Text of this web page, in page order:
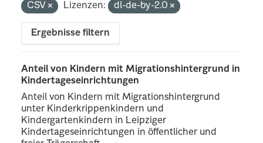
CSV
Lizenzen: dl-de-by-2.0
Ergebnisse filtern
Anteil von Kindern mit Migrationshintergrund in
Kindertageseinrichtungen
Anteil von Kindern mit Migrationshintergrund
unter Kinderkrippenkindern und
Kindergartenkindern in Leipziger
Kindertageseinrichtungen in öffentlicher und